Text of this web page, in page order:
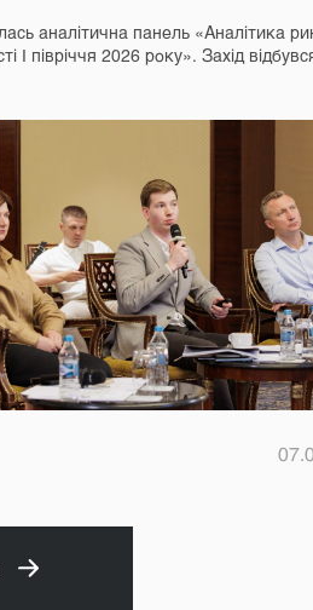
аналітична панель «Аналітика
І півріччя 2026 року». Захід